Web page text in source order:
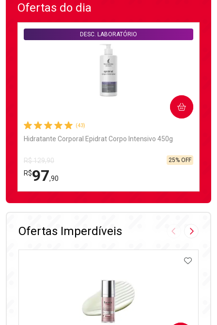
Ofertas do dia
(43)
Hidratante Corporal Epidrat Corpo Intensivo 450g
DESC. LABORATÓRIO
R$ 129,90
R$97,90
25% OFF
COMPRAR
FECHAR
FECHAR
Ofertas Imperdíveis Imagem